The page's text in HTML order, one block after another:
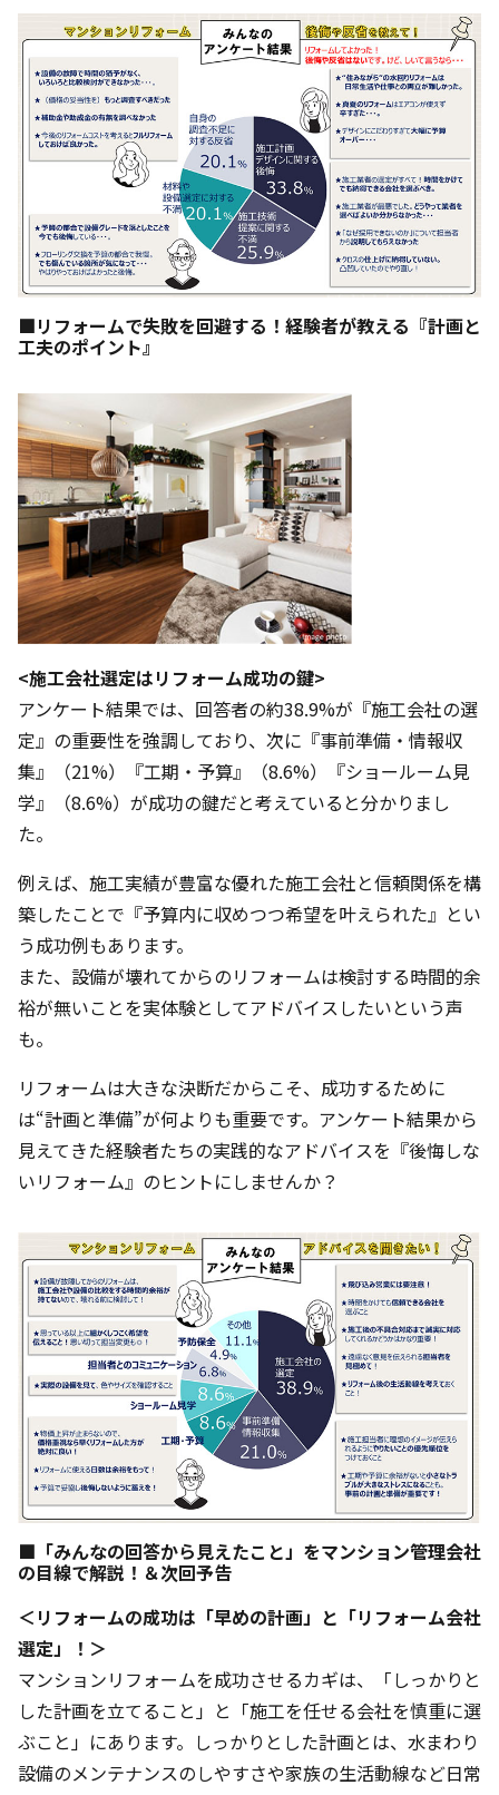
■リフォームで失敗を回避する！経験者が教える『計画と
工夫のポイント』
<施工会社選定はリフォーム成功の鍵>
アンケート結果では、回答者の約38.9%が『施工会社の選
定』の重要性を強調しており、次に『事前準備・情報収
集』（21%）『工期・予算』（8.6%）『ショールーム見
学』（8.6%）が成功の鍵だと考えていると分かりまし
た。
例えば、施工実績が豊富な優れた施工会社と信頼関係を構
築したことで『予算内に収めつつ希望を叶えられた』とい
う成功例もあります。
また、設備が壊れてからのリフォームは検討する時間的余
裕が無いことを実体験としてアドバイスしたいという声
も。
リフォームは大きな決断だからこそ、成功するために
は“計画と準備”が何よりも重要です。アンケート結果から
見えてきた経験者たちの実践的なアドバイスを『後悔しな
いリフォーム』のヒントにしませんか？
■「みんなの回答から見えたこと」をマンション管理会社
の目線で解説！＆次回予告
＜リフォームの成功は「早めの計画」と「リフォーム会社
選定」！＞
マンションリフォームを成功させるカギは、「しっかりと
した計画を立てること」と「施工を任せる会社を慎重に選
ぶこと」にあります。しっかりとした計画とは、水まわり
設備のメンテナンスのしやすさや家族の生活動線など日常